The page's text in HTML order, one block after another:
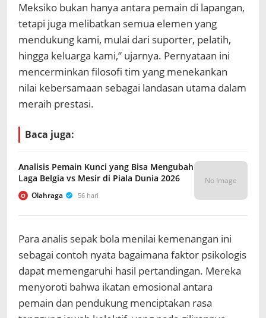
Meksiko bukan hanya antara pemain di lapangan,
tetapi juga melibatkan semua elemen yang
mendukung kami, mulai dari suporter, pelatih,
hingga keluarga kami,” ujarnya. Pernyataan ini
mencerminkan filosofi tim yang menekankan
nilai kebersamaan sebagai landasan utama dalam
meraih prestasi.
Baca juga:
Analisis Pemain Kunci yang Bisa Mengubah
Laga Belgia vs Mesir di Piala Dunia 2026
O Olahraga 56 hari
No Image
Para analis sepak bola menilai kemenangan ini
sebagai contoh nyata bagaimana faktor psikologis
dapat memengaruhi hasil pertandingan. Mereka
menyoroti bahwa ikatan emosional antara
pemain dan pendukung menciptakan rasa